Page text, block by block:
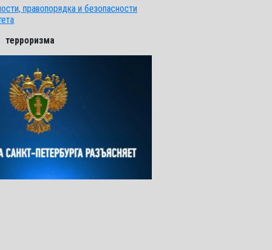
правопорядка и безопасности